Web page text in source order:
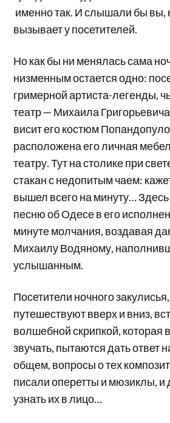
именно так. И слышали бы вы,
вызывает у посетителей.
Но как бы ни менялась сама
низменным остается одно:
гримерной артиста-легенды,
театр — Михаила
висит его костюм
расположена его личная
театру. Тут на столике при
стакан с недопитым чаем:
вышел всего на минуту…
песню об Одесе в его
минуте молчания, воздавая
Михаилу Водяному,
услышанным.
Посетители ночного
путешествуют вверх и вниз,
волшебной скрипкой, которая
звучать, пытаются дать ответ
общем, вопросы о тех
писали оперетты и мюзиклы, и
узнать их в лицо…